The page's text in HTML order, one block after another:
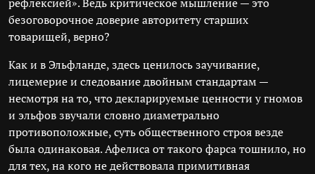
безоговорочное доверие авторитету старших
товарищей, верно?
Как и в Эльфланде, здесь ценилось заучивание,
лицемерие и следование двойным стандартам —
несмотря на то, что декларируемые ценности у гномов
и эльфов звучали словно диаметрально
противоположные, суть общественного строя везде
была одинаковая. Афелиса от такого фарса тошнило, но
для тех, на кого не действовала примитивная